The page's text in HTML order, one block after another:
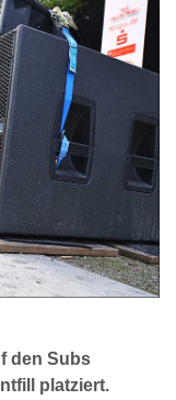
den Subs
platziert.